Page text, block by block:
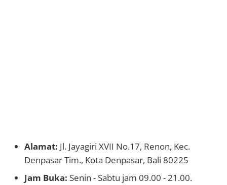
Alamat: Jl. Jayagiri XVII No.17, Renon, Kec.
Denpasar Tim., Kota Denpasar, Bali 80225
Jam Buka: Senin - Sabtu jam 09.00 - 21.00.